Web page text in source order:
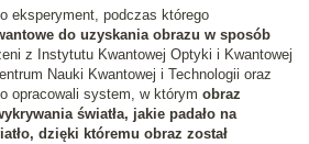
eksperyment, podczas którego
do uzyskania obrazu w sposób
z Instytutu Kwantowej Optyki i Kwantowej
Nauki Kwantowej i Technologii oraz
opracowali system, w którym obraz
światła, jakie padało na
dzięki któremu obraz został